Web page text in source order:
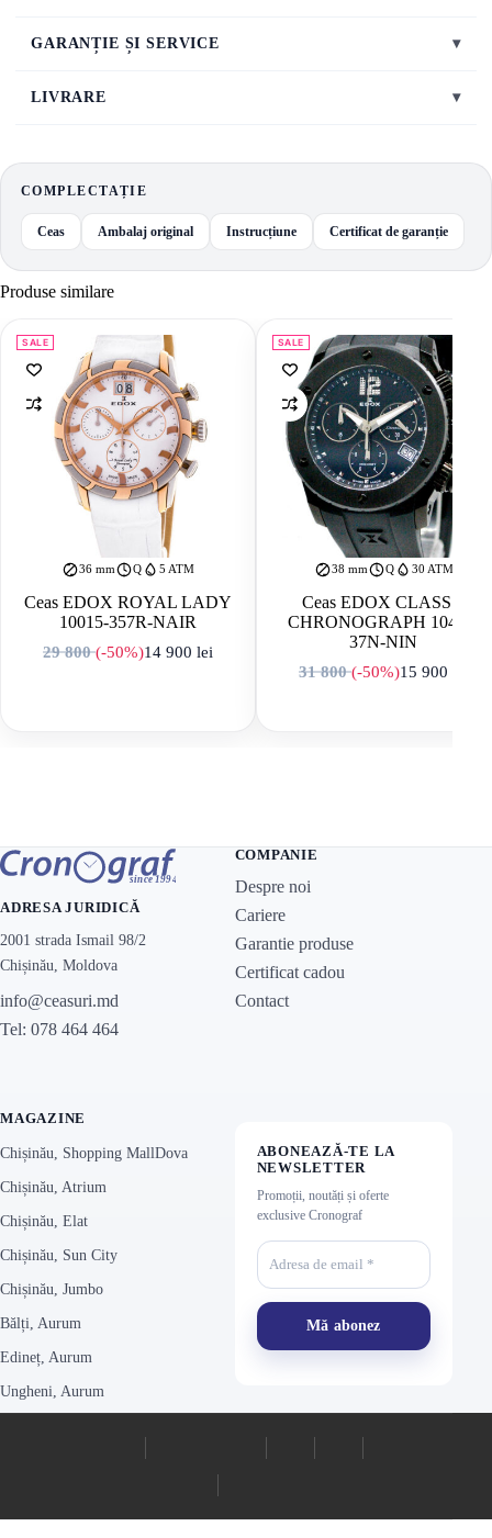
GARANȚIE ȘI SERVICE ▾
LIVRARE ▾
COMPLECTAȚIE
Ceas Ambalaj original Instrucțiune Certificat de garanție
Produse similare
SALE
36 mm Q 5 ATM
Ceas EDOX ROYAL LADY
10015-357R-NAIR
29 800(-50%)
Prețul inițial a fost: 29 800 lei.
14 900 lei
Prețul curent este: 14 900 lei.
SALE
38 mm Q 30 ATM
Ceas EDOX CLASS 1
CHRONOGRAPH 10403-
37N-NIN
31 800(-50%)
Prețul inițial a
15 900
Prețul curent
ADRESA JURIDICĂ
2001 strada Ismail 98/2
Chișinău, Moldova
info@ceasuri.md
Tel: 078 464 464
COMPANIE
Despre noi
Cariere
Garantie produse
Certificat cadou
Contact
MAGAZINE
Chișinău, Shopping MallDova
Chișinău, Atrium
Chișinău, Elat
Chișinău, Sun City
Chișinău, Jumbo
Bălți, Aurum
Edineț, Aurum
Ungheni, Aurum
ABONEAZĂ-TE LA
NEWSLETTER
Promoții, noutăți și oferte
exclusive Cronograf